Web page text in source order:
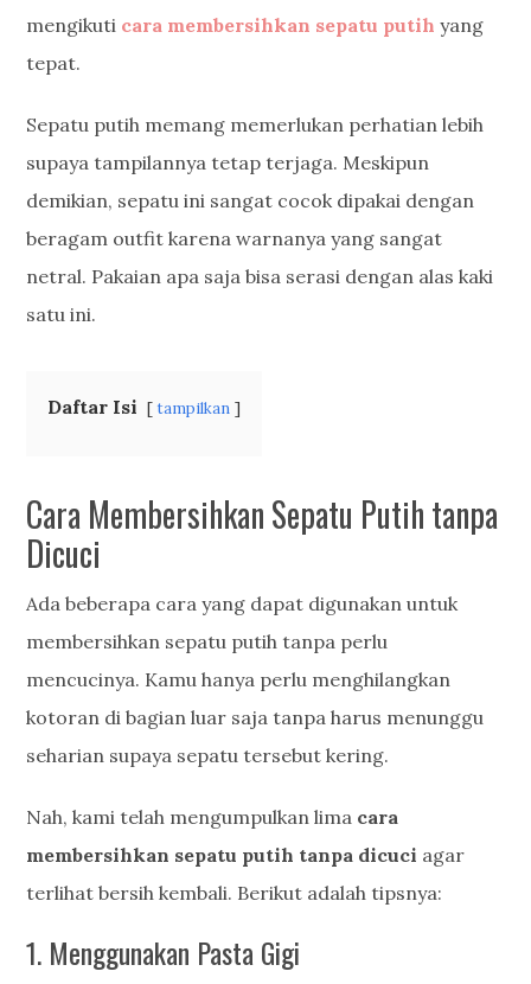
mengikuti cara membersihkan sepatu putih yang
tepat.
Sepatu putih memang memerlukan perhatian lebih
supaya tampilannya tetap terjaga. Meskipun
demikian, sepatu ini sangat cocok dipakai dengan
beragam outfit karena warnanya yang sangat
netral. Pakaian apa saja bisa serasi dengan alas kaki
satu ini.
Daftar Isi tampilkan
Cara Membersihkan Sepatu Putih tanpa
Dicuci
Ada beberapa cara yang dapat digunakan untuk
membersihkan sepatu putih tanpa perlu
mencucinya. Kamu hanya perlu menghilangkan
kotoran di bagian luar saja tanpa harus menunggu
seharian supaya sepatu tersebut kering.
Nah, kami telah mengumpulkan lima cara
membersihkan sepatu putih tanpa dicuci agar
terlihat bersih kembali. Berikut adalah tipsnya:
1. Menggunakan Pasta Gigi